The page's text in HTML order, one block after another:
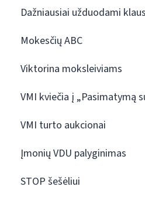
Dažniausiai užduodami
Mokesčių ABC
Viktorina moksleiviams
VMI kviečia į „Pasimatymą
VMI turto aukcionai
Įmonių VDU palyginimas
STOP šešėliui